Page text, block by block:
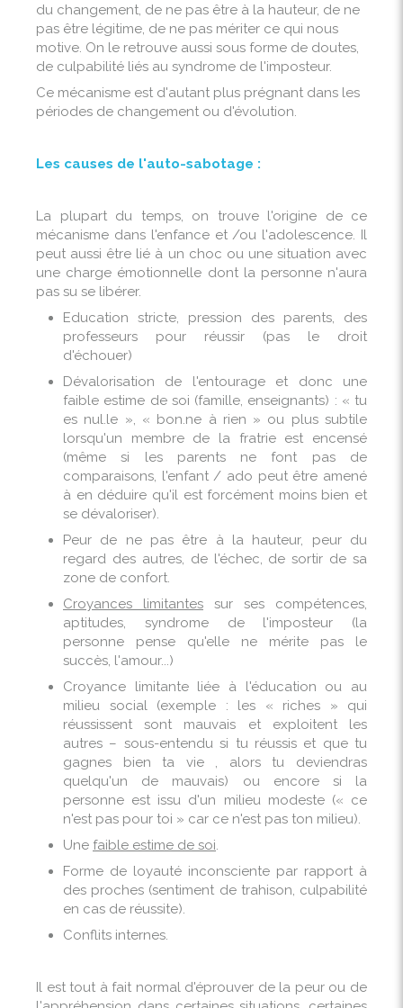
du changement, de ne pas être à la hauteur, de ne
pas être légitime, de ne pas mériter ce qui nous
motive. On le retrouve aussi sous forme de doutes,
de culpabilité liés au syndrome de l'imposteur.
Ce mécanisme est d'autant plus prégnant dans les
périodes de changement ou d'évolution.
Les causes de l'auto-sabotage :
La plupart du temps, on trouve l'origine de ce
mécanisme dans l'enfance et /ou l'adolescence. Il
peut aussi être lié à un choc ou une situation avec
une charge émotionnelle dont la personne n'aura
pas su se libérer.
Education stricte, pression des parents, des
professeurs pour réussir (pas le droit
d'échouer)
Dévalorisation de l'entourage et donc une
faible estime de soi (famille, enseignants) : « tu
es nul.le », « bon.ne à rien » ou plus subtile
lorsqu'un membre de la fratrie est encensé
(même si les parents ne font pas de
comparaisons, l'enfant / ado peut être amené
à en déduire qu'il est forcément moins bien et
se dévaloriser).
Peur de ne pas être à la hauteur, peur du
regard des autres, de l'échec, de sortir de sa
zone de confort.
Croyances limitantes sur ses compétences,
aptitudes, syndrome de l'imposteur (la
personne pense qu'elle ne mérite pas le
succès, l'amour...)
Croyance limitante liée à l'éducation ou au
milieu social (exemple : les « riches » qui
réussissent sont mauvais et exploitent les
autres – sous-entendu si tu réussis et que tu
gagnes bien ta vie , alors tu deviendras
quelqu'un de mauvais) ou encore si la
personne est issu d'un milieu modeste (« ce
n'est pas pour toi » car ce n'est pas ton milieu).
Une faible estime de soi.
Forme de loyauté inconsciente par rapport à
des proches (sentiment de trahison, culpabilité
en cas de réussite).
Conflits internes.
Il est tout à fait normal d'éprouver de la peur ou de